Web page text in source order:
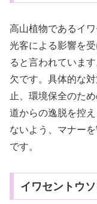
高山植物であるイ
光客による影響を
ると言われていま
欠です。具体的な
止、環境保全のた
道からの逸脱を控
ないよう、マナー
です。
イワセントウ